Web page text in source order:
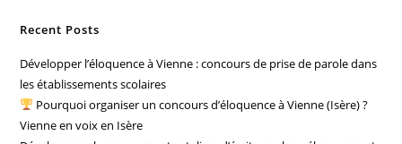
Recent Posts
Développer l’éloquence à Vienne : concours de prise de parole dans
les établissements scolaires
Pourquoi organiser un concours d’éloquence à Vienne (Isère) ?
Vienne en voix en Isère